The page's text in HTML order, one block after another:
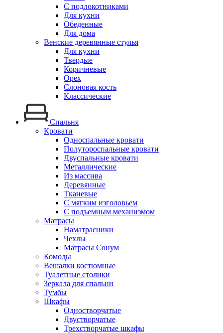
С подлокотниками
Для кухни
Обеденные
Для дома
Венские деревянные стулья
Для кухни
Твердые
Коричневые
Орех
Слоновая кость
Классические
Спальня
Кровати
Односпальные кровати
Полутороспальные кровати
Двуспальные кровати
Металлические
Из массива
Деревянные
Тканевые
С мягким изголовьем
С подъемным механизмом
Матрасы
Наматрасники
Чехлы
Матрасы Сонум
Комоды
Вешалки костюмные
Туалетные столики
Зеркала для спальни
Тумбы
Шкафы
Одностворчатые
Двустворчатые
Трехстворчатые шкафы